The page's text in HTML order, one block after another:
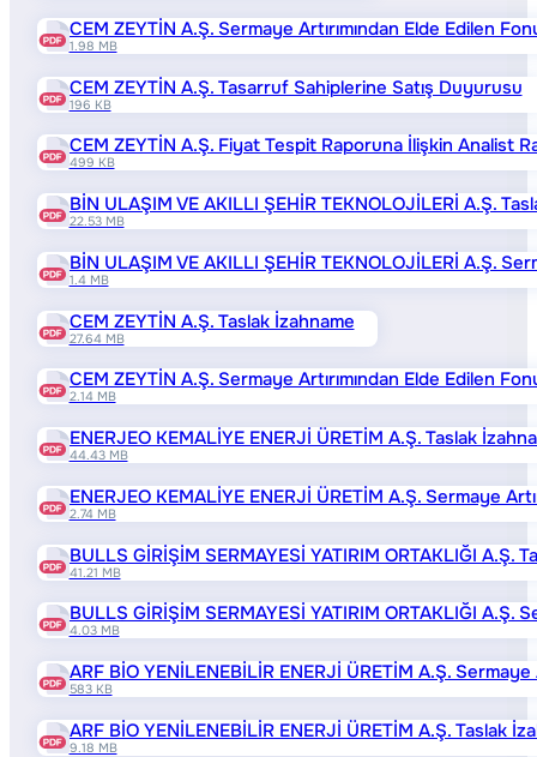
CEM ZEYTİN A.Ş. Sermaye Artırımından Elde Edilen
1.98 MB
CEM ZEYTİN A.Ş. Tasarruf Sahiplerine Satış Duyurusu
196 KB
CEM ZEYTİN A.Ş. Fiyat Tespit Raporuna İlişkin Analist
499 KB
BİN ULAŞIM VE AKILLI ŞEHİR TEKNOLOJİLERİ A.Ş.
22.53 MB
BİN ULAŞIM VE AKILLI ŞEHİR TEKNOLOJİLERİ A.Ş.
1.4 MB
CEM ZEYTİN A.Ş. Taslak İzahname
27.64 MB
CEM ZEYTİN A.Ş. Sermaye Artırımından Elde Edilen
2.14 MB
ENERJEO KEMALİYE ENERJİ ÜRETİM A.Ş. Taslak
44.43 MB
ENERJEO KEMALİYE ENERJİ ÜRETİM A.Ş. Sermaye
2.74 MB
BULLS GİRİŞİM SERMAYESİ YATIRIM ORTAKLIĞI A.Ş.
41.21 MB
BULLS GİRİŞİM SERMAYESİ YATIRIM ORTAKLIĞI A.Ş.
4.03 MB
ARF BİO YENİLENEBİLİR ENERJİ ÜRETİM A.Ş.
583 KB
ARF BİO YENİLENEBİLİR ENERJİ ÜRETİM A.Ş. Taslak
9.18 MB